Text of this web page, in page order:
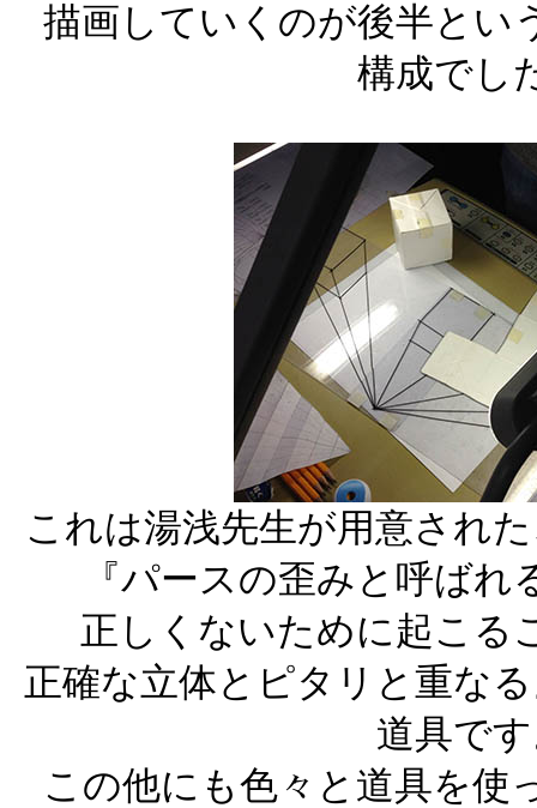
描画していくのが後半とい
構成でし
これは湯浅先生が用意され
『パースの歪みと呼ば
正しくないために起こる
正確な立体とピタリと重な
道具で
この他にも色々と道具を使